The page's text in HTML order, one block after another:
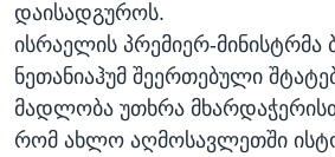
დაისადგუროს.
ისრაელის პრემიერ-მინისტრმა
ნეთანიაჰუმ შეერთებული
მადლობა უთხრა
რომ ახლო აღმოსავლეთში